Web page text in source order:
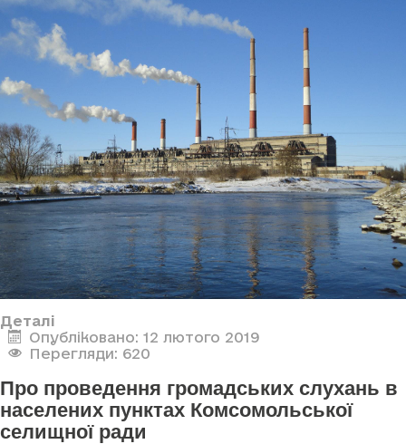
Деталі
Опубліковано: 12 лютого 2019
Перегляди: 620
Про проведення громадських слухань в
населених пунктах Комсомольської
селищної ради